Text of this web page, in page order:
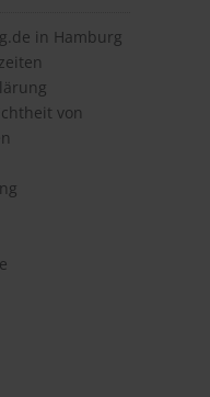
in Hamburg
von